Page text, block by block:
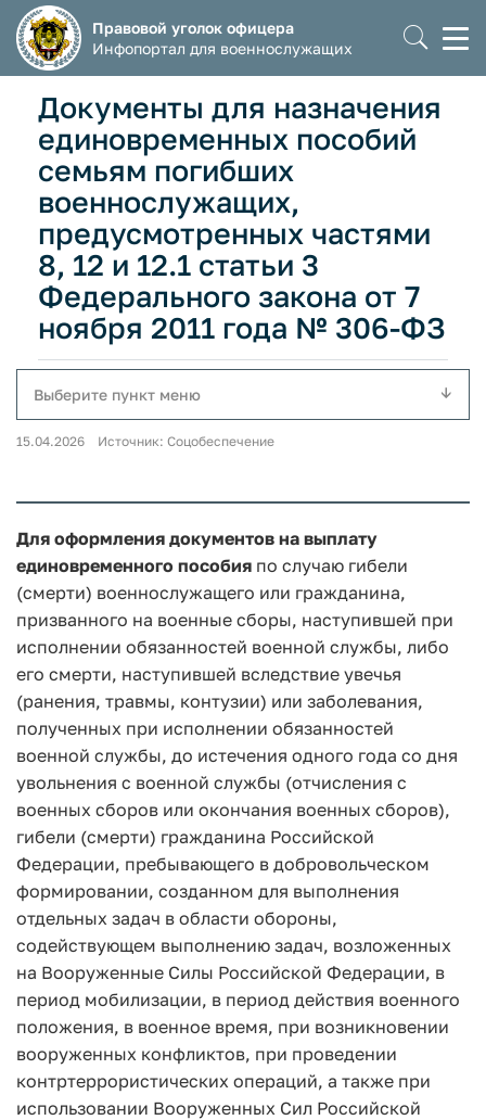
Правовой уголок офицера
Инфопортал для военнослужащих
Документы для назначения
единовременных пособий
семьям погибших
военнослужащих,
предусмотренных частями
8, 12 и 12.1 статьи 3
Федерального закона от 7
ноября 2011 года № 306-ФЗ
Выберите пункт меню
15.04.2026 Источник: Соцобеспечение
Для оформления документов на выплату
единовременного пособия по случаю гибели
(смерти) военнослужащего или гражданина,
призванного на военные сборы, наступившей при
исполнении обязанностей военной службы, либо
его смерти, наступившей вследствие увечья
(ранения, травмы, контузии) или заболевания,
полученных при исполнении обязанностей
военной службы, до истечения одного года со дня
увольнения с военной службы (отчисления с
военных сборов или окончания военных сборов),
гибели (смерти) гражданина Российской
Федерации, пребывающего в добровольческом
формировании, созданном для выполнения
отдельных задач в области обороны,
содействующем выполнению задач, возложенных
на Вооруженные Силы Российской Федерации, в
период мобилизации, в период действия военного
положения, в военное время, при возникновении
вооруженных конфликтов, при проведении
контртеррористических операций, а также при
использовании Вооруженных Сил Российской